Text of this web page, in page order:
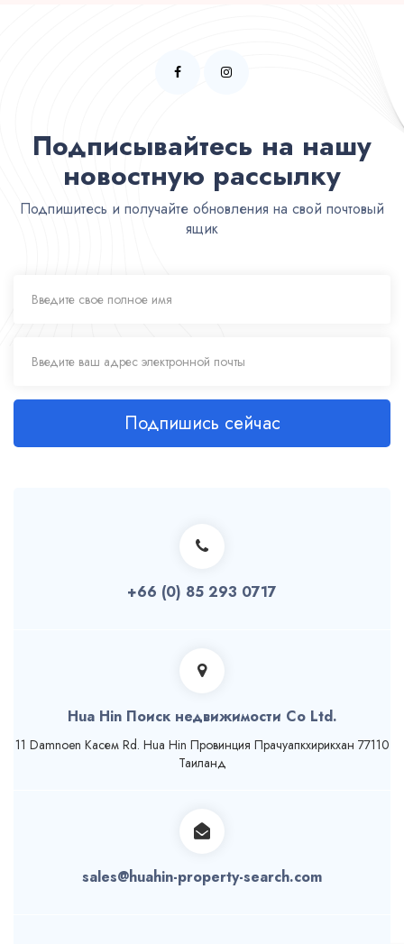
Подписывайтесь на нашу
новостную рассылку
Подпишитесь и получайте обновления на свой почтовый
ящик
Подпишись сейчас
+66 (0) 85 293 0717
Hua Hin Поиск недвижимости Co Ltd.
11 Damnoen Касем Rd. Hua Hin Провинция Прачуапкхирикхан 77110
Таиланд
sales@huahin-property-search.com